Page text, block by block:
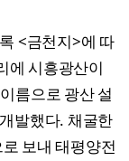
<금천지>에 따
에 시흥광산이
름으로 광산 설
발했다. 채굴한
보내 태평양전